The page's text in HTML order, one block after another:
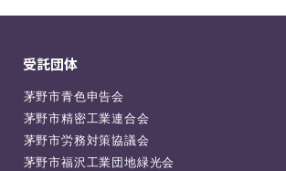
受託団体
茅野市青色申告会
茅野市精密工業連合会
茅野市労務対策協議会
茅野市福沢工業団地緑光会